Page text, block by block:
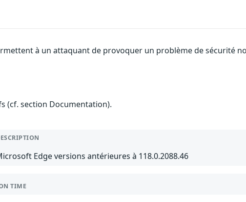
à un attaquant de provoquer un problème de sécurité
(cf. section Documentation).
Edge versions antérieures à 118.0.2088.46
TIME